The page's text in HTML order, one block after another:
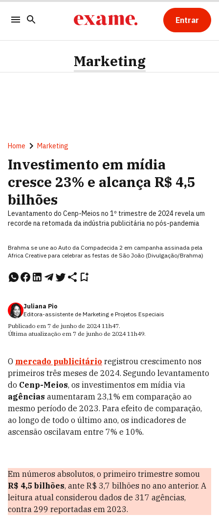
Entrar
Marketing
Home Marketing
Investimento em mídia
cresce 23% e alcança R$ 4,5
bilhões
Levantamento do Cenp-Meios no 1º trimestre de 2024 revela um
recorde na retomada da indústria publicitária no pós-pandemia
Brahma se une ao Auto da Compadecida 2 em campanha assinada pela
Africa Creative para celebrar as festas de São João (Divulgação/Brahma)
Juliana Pio
Editora-assistente de Marketing e Projetos Especiais
Publicado em 7 de junho de 2024 11h47.
Última atualização em 7 de junho de 2024 11h49.
O mercado publicitário registrou crescimento nos
primeiros três meses de 2024. Segundo levantamento
do Cenp-Meios, os investimentos em mídia via
agências aumentaram 23,1% em comparação ao
mesmo período de 2023. Para efeito de comparação,
ao longo de todo o último ano, os indicadores de
ascensão oscilavam entre 7% e 10%.
Em números absolutos, o primeiro trimestre somou
R$ 4,5 bilhões, ante R$ 3,7 bilhões no ano anterior. A
leitura atual considerou dados de 317 agências,
contra 299 reportadas em 2023.